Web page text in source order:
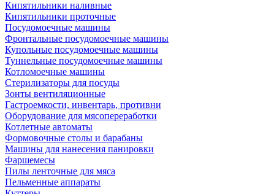
Кипятильники наливные
Кипятильники проточные
Посудомоечные машины
Фронтальные посудомоечные машины
Купольные посудомоечные машины
Туннельные посудомоечные машины
Котломоечные машины
Стерилизаторы для посуды
Зонты вентиляционные
Гастроемкости, инвентарь, противни
Оборудование для мясопереработки
Котлетные автоматы
Формовочные столы и барабаны
Машины для нанесения панировки
Фаршемесы
Пилы ленточные для мяса
Пельменные аппараты